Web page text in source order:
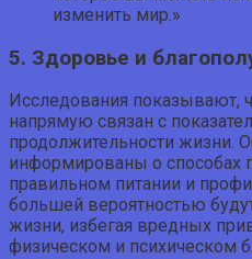
изменить мир.»
5. Здоровье и
Исследования показывают,
напрямую связан с
продолжительности жизни.
информированы о способах
правильном питании и
большей вероятностью
жизни, избегая вредных
физическом и психическом